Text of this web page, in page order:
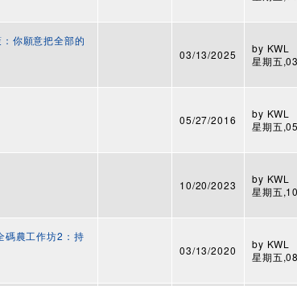
你願意把全部的
03/13/2025 by KWL
星期五
05/27/2016 by KWL
星期五
10/20/2023 by KWL
星期五
碼農工作坊2：持
03/13/2020 by KWL
星期五